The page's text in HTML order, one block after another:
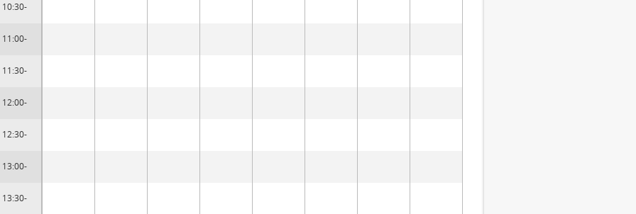
10:30-
11:00-
11:30-
12:00-
12:30-
13:00-
13:30-